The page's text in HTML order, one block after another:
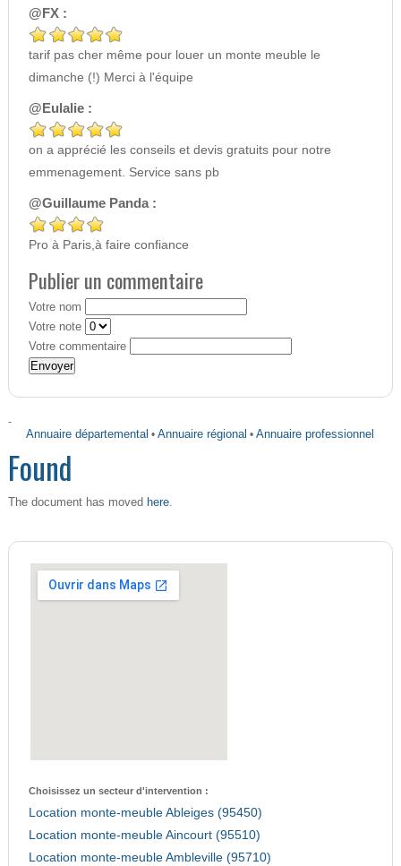
@FX :
tarif pas cher même pour louer un monte meuble le
dimanche (!) Merci à l'équipe
@Eulalie :
on a apprécié les conseils et devis gratuits pour notre
emmenagement. Service sans pb
@Guillaume Panda :
Pro à Paris,à faire confiance
Publier un commentaire
Votre nom
Votre note
Votre commentaire
-
Annuaire départemental •Annuaire régional •Annuaire professionnel
Found
The document has moved here.
Choisissez un secteur d'intervention :
Location monte-meuble Ableiges (95450)
Location monte-meuble Aincourt (95510)
Location monte-meuble Ambleville (95710)